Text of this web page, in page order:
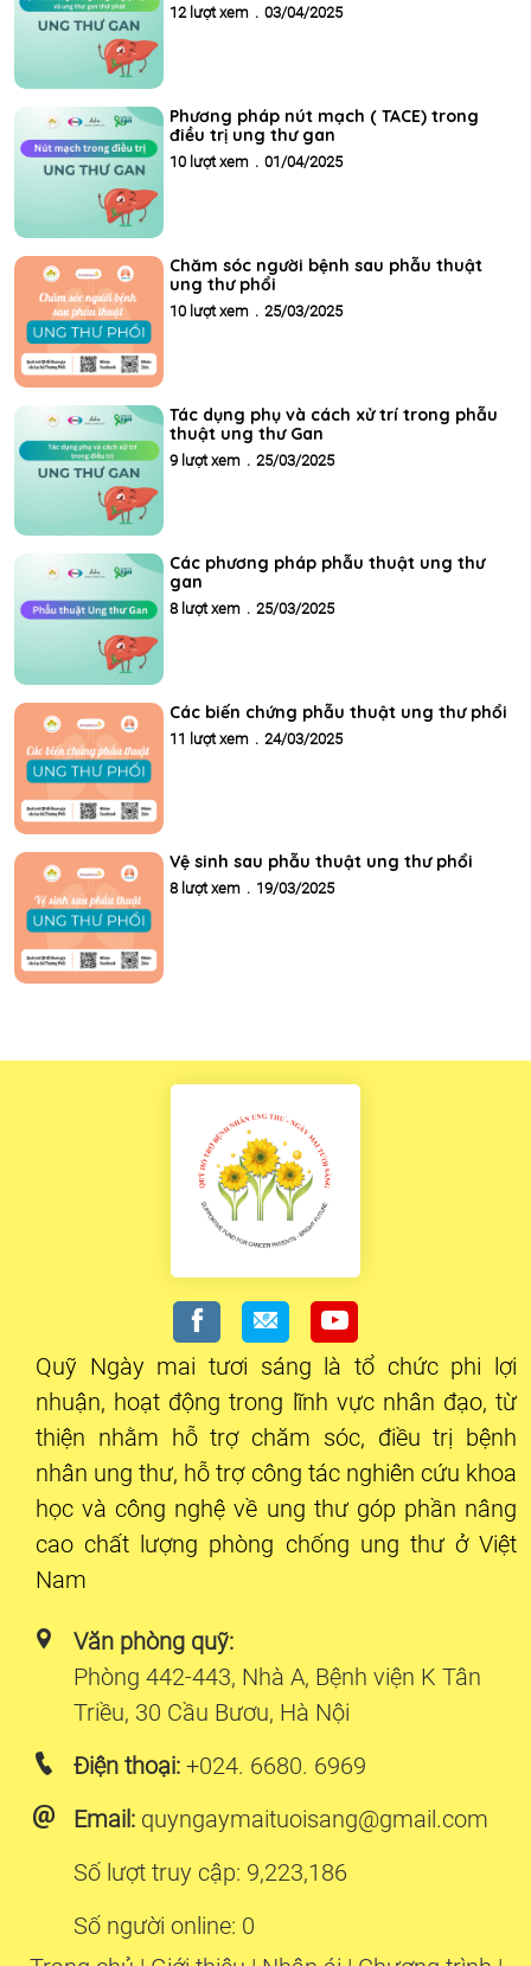
12 lượt xem . 03/04/2025
Phương pháp nút mạch ( TACE) trong
điều trị ung thư gan
10 lượt xem . 01/04/2025
Chăm sóc người bệnh sau phẫu thuật
ung thư phổi
10 lượt xem . 25/03/2025
Tác dụng phụ và cách xử trí trong phẫu
thuật ung thư Gan
9 lượt xem . 25/03/2025
Các phương pháp phẫu thuật ung thư
gan
8 lượt xem . 25/03/2025
Các biến chứng phẫu thuật ung thư phổi
11 lượt xem . 24/03/2025
Vệ sinh sau phẫu thuật ung thư phổi
8 lượt xem . 19/03/2025
Quỹ Ngày mai tươi sáng là tổ chức phi lợi
nhuận, hoạt động trong lĩnh vực nhân đạo, từ
thiện nhằm hỗ trợ chăm sóc, điều trị bệnh
nhân ung thư, hỗ trợ công tác nghiên cứu khoa
học và công nghệ về ung thư góp phần nâng
cao chất lượng phòng chống ung thư ở Việt
Nam
Văn phòng quỹ:
Phòng 442-443, Nhà A, Bệnh viện K Tân
Triều, 30 Cầu Bươu, Hà Nội
Điện thoại: +024. 6680. 6969
Email: quyngaymaituoisang@gmail.com
Số lượt truy cập: 9,223,186
Số người online: 0